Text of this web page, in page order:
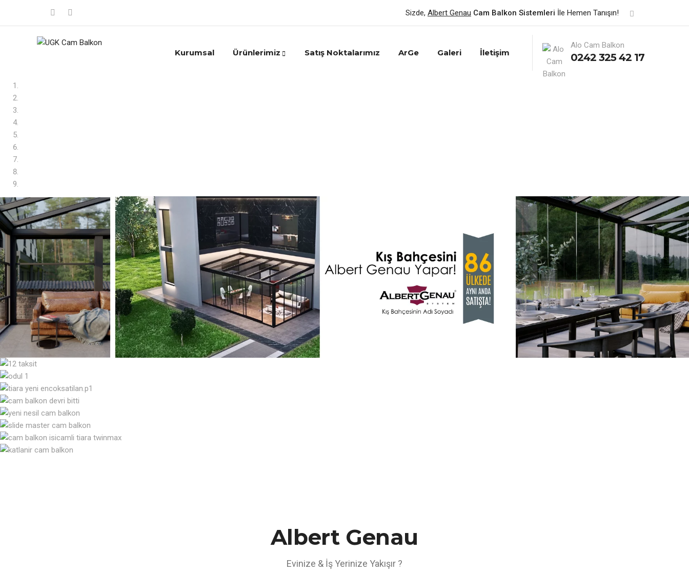
Sizde, Albert Genau Cam Balkon Sistemleri İle Hemen Tanışın!
Kurumsal Ürünlerimiz Satış Noktalarımız ArGe Galeri İletişim
Alo Cam Balkon
0242 325 42 17
Albert Genau
Evinize & İş Yerinize Yakışır ?